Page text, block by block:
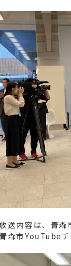
送内容は、青森
青森市YouTube